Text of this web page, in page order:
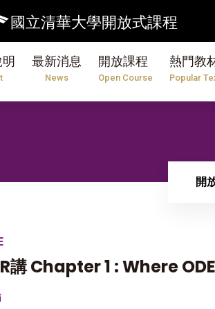
國立清華大學開放式課程
最新消息
News
開放課程
Open Course
熱門教
Popular
開
講 Chapter 1 : Where